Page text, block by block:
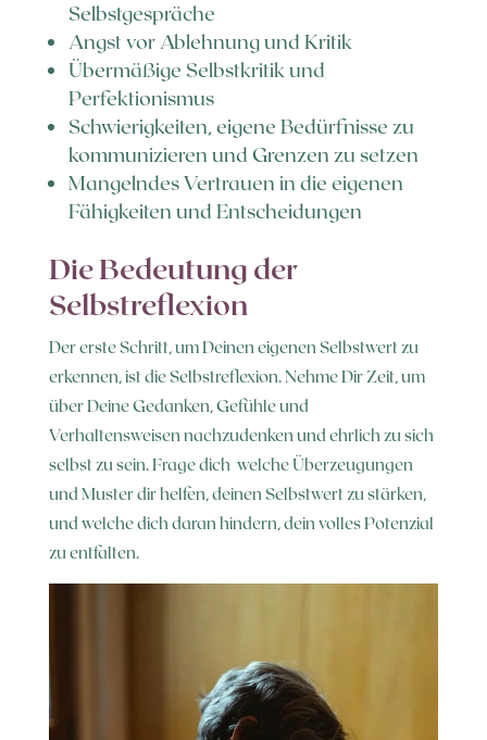
Selbstgespräche
Angst vor Ablehnung und Kritik
Übermäßige Selbstkritik und
Perfektionismus
Schwierigkeiten, eigene Bedürfnisse zu
kommunizieren und Grenzen zu setzen
Mangelndes Vertrauen in die eigenen
Fähigkeiten und Entscheidungen
Die Bedeutung der
Selbstreflexion
Der erste Schritt, um Deinen eigenen Selbstwert zu
erkennen, ist die Selbstreflexion. Nehme Dir Zeit, um
über Deine Gedanken, Gefühle und
Verhaltensweisen nachzudenken und ehrlich zu sich
selbst zu sein. Frage dich welche Überzeugungen
und Muster dir helfen, deinen Selbstwert zu stärken,
und welche dich daran hindern, dein volles Potenzial
zu entfalten.